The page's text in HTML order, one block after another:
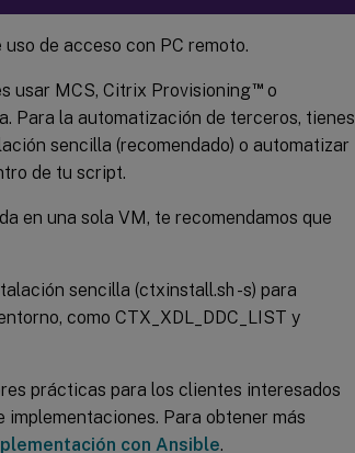
de acceso con PC remoto.
usar MCS, Citrix Provisioning™o
Para la automatización de terceros, tienes
sencilla (recomendado) o automatizar
de tu script.
en una sola VM, te recomendamos que
sencilla (ctxinstall.sh -s) para
como CTX_XDL_DDC_LIST y
prácticas para los clientes interesados
Para obtener más
con Ansible.